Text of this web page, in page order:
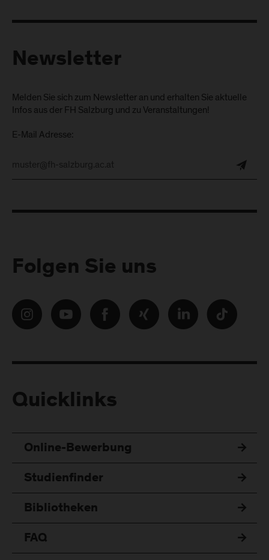
Newsletter
Melden Sie sich zum Newsletter an und erhalten Sie aktuelle
Infos aus der FH Salzburg und zu Veranstaltungen!
E-Mail Adresse:
Folgen Sie uns
Quicklinks
Online-Bewerbung
Studienfinder
Bibliotheken
FAQ